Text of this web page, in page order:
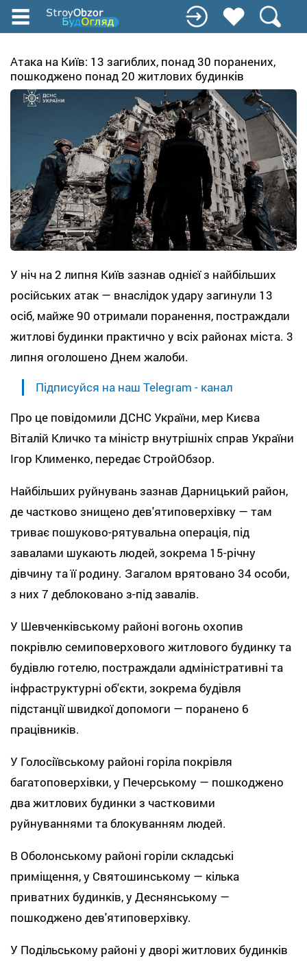
Перейти
до
вмісту
Атака на Київ: 13 загиблих, понад 30 поранених,
пошкоджено понад 20 житлових будинків
У ніч на 2 липня Київ зазнав однієї з найбільших
російських атак — внаслідок удару загинули 13
осіб, майже 90 отримали поранення, постраждали
житлові будинки практично у всіх районах міста. 3
липня оголошено Днем жалоби.
Підписуйся на наш Telegram - канал
Про це повідомили ДСНС України, мер Києва
Віталій Кличко та міністр внутрішніх справ України
Ігор Клименко, передає СтройОбзор.
Найбільших руйнувань зазнав Дарницький район,
де частково знищено дев'ятиповерхівку — там
триває пошуково-рятувальна операція, під
завалами шукають людей, зокрема 15-річну
дівчину та її родину. Загалом врятовано 34 особи,
з них 7 деблоковано з-під завалів.
У Шевченківському районі вогонь охопив
покрівлю семиповерхового житлового будинку та
будівлю готелю, постраждали адміністративні та
інфраструктурні об'єкти, зокрема будівля
підстанції швидкої допомоги — поранено 6
працівників.
У Голосіївському районі горіла покрівля
багатоповерхівки, у Печерському — пошкоджено
два житлових будинки з частковими
руйнуваннями та блокуванням людей.
В Оболонському районі горіли складські
приміщення, у Святошинському — кілька
приватних будинків, у Деснянському —
пошкоджено дев'ятиповерхівку.
У Подільському районі у дворі житлових будинків